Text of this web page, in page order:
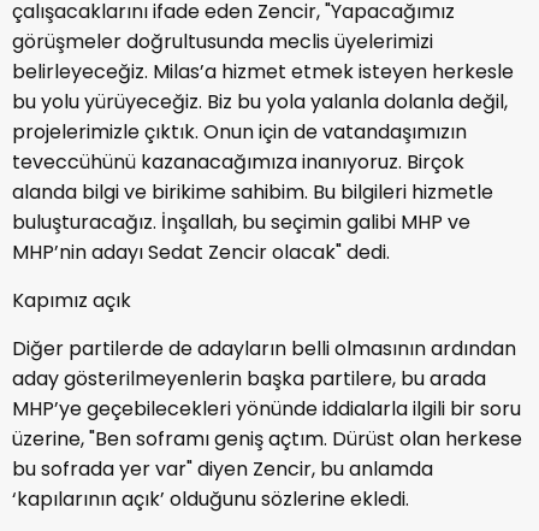
çalışacaklarını ifade eden Zencir, "Yapacağımız
görüşmeler doğrultusunda meclis üyelerimizi
belirleyeceğiz. Milas’a hizmet etmek isteyen herkesle
bu yolu yürüyeceğiz. Biz bu yola yalanla dolanla değil,
projelerimizle çıktık. Onun için de vatandaşımızın
teveccühünü kazanacağımıza inanıyoruz. Birçok
alanda bilgi ve birikime sahibim. Bu bilgileri hizmetle
buluşturacağız. İnşallah, bu seçimin galibi MHP ve
MHP’nin adayı Sedat Zencir olacak" dedi.
Kapımız açık
Diğer partilerde de adayların belli olmasının ardından
aday gösterilmeyenlerin başka partilere, bu arada
MHP’ye geçebilecekleri yönünde iddialarla ilgili bir soru
üzerine, "Ben soframı geniş açtım. Dürüst olan herkese
bu sofrada yer var" diyen Zencir, bu anlamda
‘kapılarının açık’ olduğunu sözlerine ekledi.